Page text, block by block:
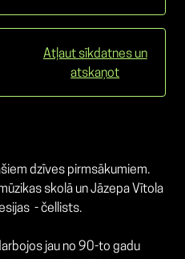
Atļaut sīkdatnes un
atskaņot
dzīves pirmsākumiem.
skolā un Jāzepa Vītola
- čellists.
jau no 90-to gadu